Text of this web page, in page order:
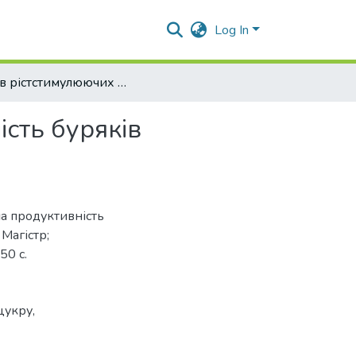
Log In
Вплив рістстимулюючих препаратів на продуктивність буряків цукрових
буряків
продуктивність
с.
,